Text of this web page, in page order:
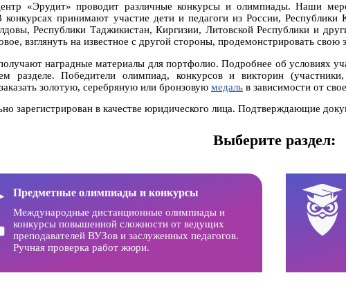
«Эрудит» проводит различные конкурсы и олимпиады. Наши
принимают участие дети и педагоги из России, Республики
Республики Таджикистан, Киргизии, Литовской Республики и
взглянуть на известное с другой стороны, продемонстрировать свою
наградные материалы для портфолио. Подробнее об условиях
разделе. Победители олимпиад, конкурсов и викторин
золотую, серебряную или бронзовую медаль в зависимости от
зарегистрирован в качестве юридического лица. Подтверждающие
Выберите раздел:
Предметные олимпиады и конкурсы
Международные дистанционные олимпиады и
конкурсы повышенной сложности от ведущих
преподавателей ВУЗов и заслуженных педагогов.
Ручная проверка работ жюри.